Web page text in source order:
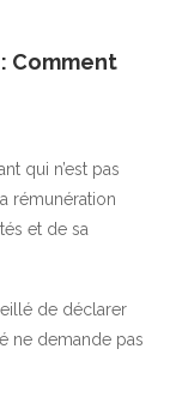
Comment
qui n’est pas
rémunération
et de sa
de déclarer
ne demande pas